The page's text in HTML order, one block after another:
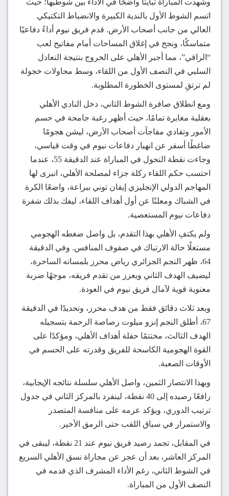
وشهدت المباراة تباينًا واضحًا في الأداء بين شوطيها؛ حيث
اتسم الشوط الأول بالندية الكبيرة والانضباط التكتيكي
العالي من جانب أصحاب الأرض. قدم فريق نيوم أداءً دفاعيًا
متماسكًا، ونجح في إغلاق المساحات أمام مفاتيح لعب
“الراقي”، مما أجبر الأهلي على الخروج بنتيجة التعادل
السلبي في النصف الأول من اللقاء، وسط محاولات خجولة
لم ترتقِ لمستوى الخطورة المطلوبة.
ومع انطلاق صافرة الشوط الثاني، دخل النادي الأهلي
بعقلية مغايرة تمامًا، حيث أظهر رغبة جامحة في حسم
الأمور وتفادي مفاجآت أصحاب الأرض، ليشن هجومًا
ضاغطًا أسفر عن انهيار دفاعات نيوم في وقت قياسي،
وجاءت نقطة التحول في المباراة عند الدقيقة 55، عندما
احتسب حكم اللقاء ركلة جزاء لمصلحة الأهلي، انبرى لها
المهاجم الدولي الإنجليزي إيفان توني ببراعة، واضعًا الكرة
في الشباك ومعلنًا عن أول أهداف اللقاء، ليفك بذلك شفرة
دفاعات نيوم المستعصية.
ولم يكتفِ الأهلي بهذا التقدم، بل واصل ضغطه الهجومي
مستغلًا حالة الارتباك في صفوف المنافس. وفي الدقيقة
64، ظهر النجم الجزائري رياض محرز بلمساته الساحرة،
ليضيف الهدف الثاني ويعزز من تقدم فريقه، موجهًا ضربة
معنوية قوية لآمال فريق نيوم في العودة.
وبعد ثلاث دقائق فقط من هدف محرز، وتحديدًا في الدقيقة
67، أطلق النجم إنزو ميلوت رصاصة الرحمة بتسجيله
الهدف الثالث، مختتمًا حفلة أهداف الأهلي، ومؤكدًا على
القوة الهجومية الكاسحة للفريق وقدرته على الحسم في
الأوقات الصعبة.
وبهذا الانتصار الثمين، واصل الأهلي سلسلة نتائجه الإيجابية،
رافعًا رصيده إلى 40 نقطة، لينفرد بالمركز الثاني في جدول
ترتيب الدوري، ويؤكد عزمه على منافسة المتصدر
والاستمرار في سباق اللقب حتى الرمق الأخير.
في المقابل، تجمد رصيد فريق نيوم عند 21 نقطة، ليبقى في
المركز العاشر، بعد أن عجز عن مجاراة نسق الأهلي السريع
في الشوط الثاني، رغم الأداء المشرف الذي قدمه في
النصف الأول من المباراة.